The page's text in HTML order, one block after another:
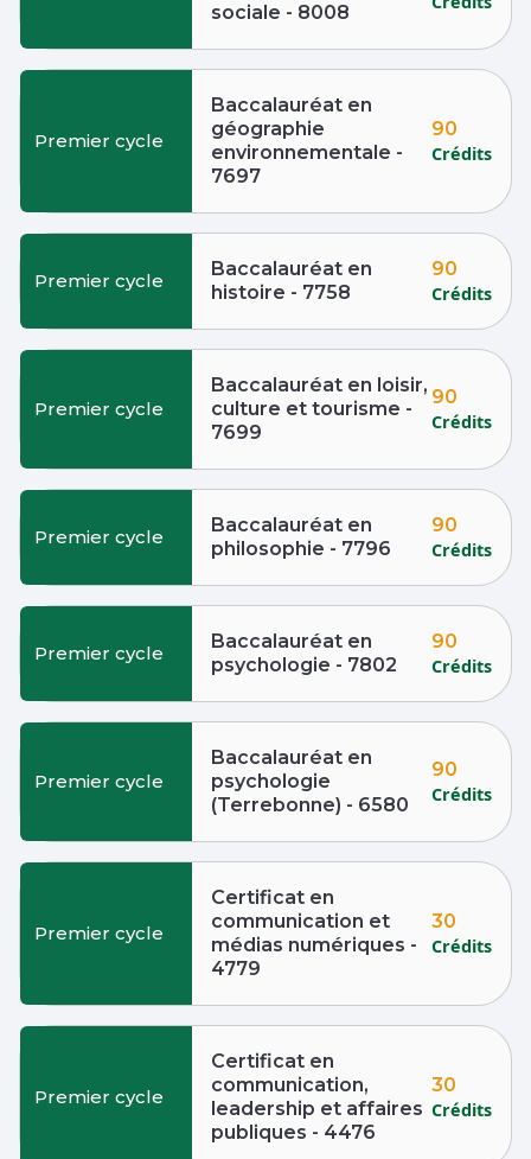
sociale - 8008
Premier cycle
Baccalauréat en
géographie
environnementale -
7697
90
Crédits
Premier cycle
Baccalauréat en
histoire - 7758
90
Crédits
Premier cycle
Baccalauréat en loisir,
culture et tourisme -
7699
90
Crédits
Premier cycle
Baccalauréat en
philosophie - 7796
90
Crédits
Premier cycle
Baccalauréat en
psychologie - 7802
90
Crédits
Premier cycle
Baccalauréat en
psychologie
(Terrebonne) - 6580
90
Crédits
Premier cycle
Certificat en
communication et
médias numériques -
4779
30
Crédits
Premier cycle
Certificat en
communication,
leadership et affaires
publiques - 4476
30
Crédits